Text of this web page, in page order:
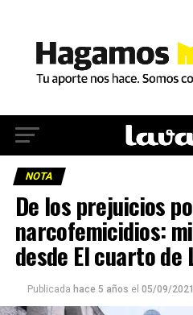
NOTA
De los prejuicios
narcofemicidios:
desde El cuarto de
Publicada hace 5 años el 05/09/2021